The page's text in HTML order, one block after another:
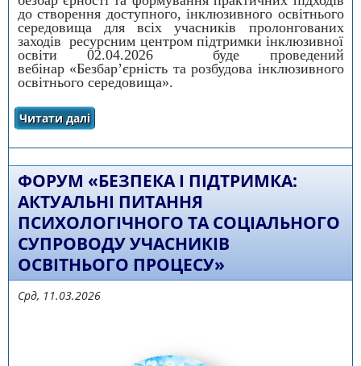
до створення доступного, інклюзивного освітнього
середовища для всіх учасників пролонгованих
заходів ресурсним центром підтримки інклюзивної
освіти 02.04.2026 буде проведений
вебінар «Безбар’єрність та розбудова інклюзивного
освітнього середовища».
Читати далі
ФОРУМ «БЕЗПЕКА І ПІДТРИМКА:
АКТУАЛЬНІ ПИТАННЯ
ПСИХОЛОГІЧНОГО ТА СОЦІАЛЬНОГО
СУПРОВОДУ УЧАСНИКІВ
ОСВІТНЬОГО ПРОЦЕСУ»
Срд, 11.03.2026